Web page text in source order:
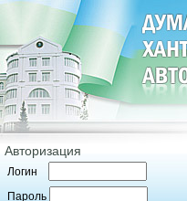
Авторизация
Логин
Пароль